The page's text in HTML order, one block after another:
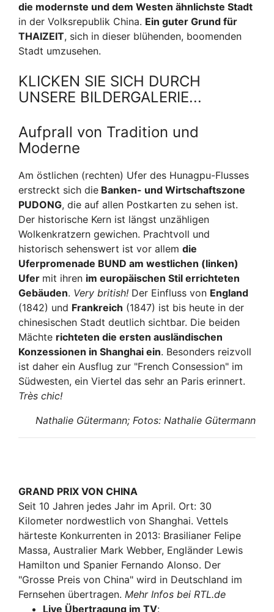
die modernste und dem Westen ähnlichste Stadt
in der Volksrepublik China. Ein guter Grund für
THAIZEIT, sich in dieser blühenden, boomenden
Stadt umzusehen.
KLICKEN SIE SICH DURCH
UNSERE BILDERGALERIE...
Aufprall von Tradition und
Moderne
Am östlichen (rechten) Ufer des Hunagpu-Flusses
erstreckt sich die Banken- und Wirtschaftszone
PUDONG, die auf allen Postkarten zu sehen ist.
Der historische Kern ist längst unzähligen
Wolkenkratzern gewichen. Prachtvoll und
historisch sehenswert ist vor allem die
Uferpromenade BUND am westlichen (linken)
Ufer mit ihren im europäischen Stil errichteten
Gebäuden. Very british! Der Einfluss von England
(1842) und Frankreich (1847) ist bis heute in der
chinesischen Stadt deutlich sichtbar. Die beiden
Mächte richteten die ersten ausländischen
Konzessionen in Shanghai ein. Besonders reizvoll
ist daher ein Ausflug zur "French Consession" im
Südwesten, ein Viertel das sehr an Paris erinnert.
Très chic!
Nathalie Gütermann; Fotos: Nathalie Gütermann
GRAND PRIX VON CHINA
Seit 10 Jahren jedes Jahr im April. Ort: 30
Kilometer nordwestlich von Shanghai. Vettels
härteste Konkurrenten in 2013: Brasilianer Felipe
Massa, Australier Mark Webber, Engländer Lewis
Hamilton und Spanier Fernando Alonso. Der
"Grosse Preis von China" wird in Deutschland im
Fernsehen übertragen. Mehr Infos bei RTL.de
Live Übertragung im TV: